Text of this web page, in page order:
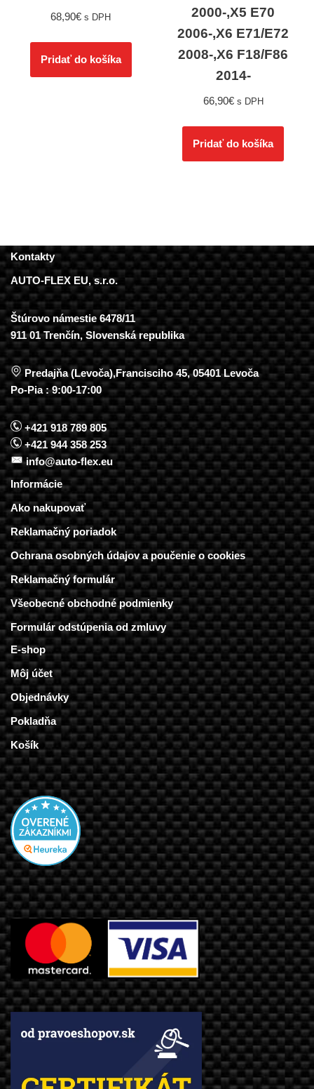
68,90€ s DPH
Pridať do košíka
2000-,X5 E70
2006-,X6 E71/E72
2008-,X6 F18/F86
2014-
66,90€ s DPH
Pridať do košíka
Kontakty
AUTO-FLEX EU, s.r.o.
Štúrovo námestie 6478/11
911 01 Trenčín, Slovenská republika
Predajňa (Levoča),Francisciho 45, 05401 Levoča
Po-Pia : 9:00-17:00
+421 918 789 805
+421 944 358 253
info@auto-flex.eu
Informácie
Ako nakupovať
Reklamačný poriadok
Ochrana osobných údajov a poučenie o cookies
Reklamačný formulár
Všeobecné obchodné podmienky
Formulár odstúpenia od zmluvy
E-shop
Môj účet
Objednávky
Pokladňa
Košík